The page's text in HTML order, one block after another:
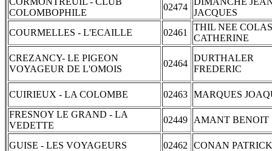
COLOMBOPHILE
02474
JACQUES
COURMELLES - L'ECAILLE
02461
THIL NEE COLAS
CATHERINE
CREZANCY- LE PIGEON
VOYAGEUR DE L'OMOIS
02464
DURTHALER
FREDERIC
CUIRIEUX - LA COLOMBE 02463 MARQUES
FRESNOY LE GRAND - LA
VEDETTE
02449 AMANT BENOIT
GUISE - LES VOYAGEURS 02462 CONAN PATRICK